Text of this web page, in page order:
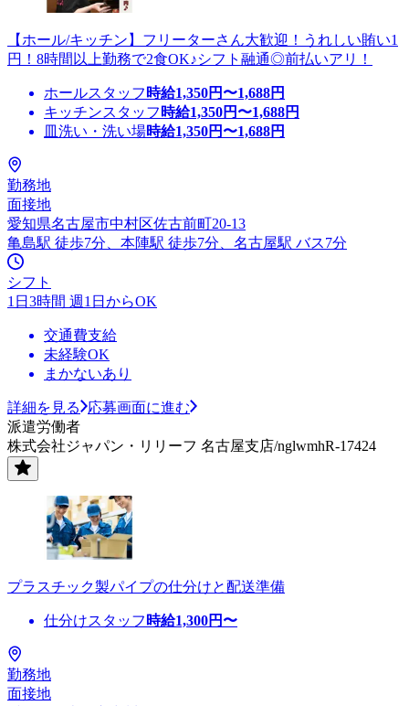
【ホール/キッチン】フリーターさん大歓迎！うれしい賄い1
円！8時間以上勤務で2食OK♪シフト融通◎前払いアリ！
ホールスタッフ 時給1,350円〜1,688円
キッチンスタッフ 時給1,350円〜1,688円
皿洗い・洗い場時給1,350円〜1,688円
勤務地
面接地
愛知県名古屋市中村区佐古前町20-13
亀島駅 徒歩7分、本陣駅 徒歩7分、名古屋駅 バス7分
シフト
1日3時間 週1日からOK
交通費支給
未経験OK
まかないあり
詳細を見る
応募画面に進む
派遣労働者
株式会社ジャパン・リリーフ 名古屋支店/nglwmhR-17424
プラスチック製パイプの仕分けと配送準備
仕分けスタッフ 時給1,300円〜
勤務地
面接地